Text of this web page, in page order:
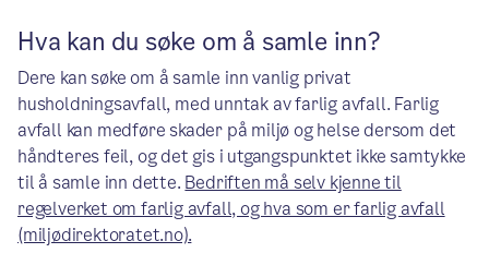
Hva kan du søke om å samle inn?
Dere kan søke om å samle inn vanlig privat
husholdningsavfall, med unntak av farlig avfall. Farlig
avfall kan medføre skader på miljø og helse dersom det
håndteres feil, og det gis i utgangspunktet ikke samtykke
til å samle inn dette. Bedriften må selv kjenne til
regelverket om farlig avfall, og hva som er farlig avfall
(miljødirektoratet.no).